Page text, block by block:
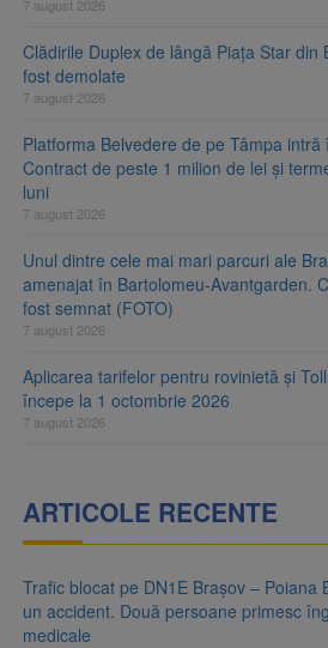
7 august 2026
Clădirile Duplex de lângă Piața Star din
fost demolate
7 august 2026
Platforma Belvedere de pe Tâmpa intră
Contract de peste 1 milion de lei și
luni
7 august 2026
Unul dintre cele mai mari parcuri ale
amenajat în Bartolomeu-Avantgarden.
fost semnat (FOTO)
7 august 2026
Aplicarea tarifelor pentru rovinietă și
începe la 1 octombrie 2026
7 august 2026
ARTICOLE RECENTE
Trafic blocat pe DN1E Brașov – Poiana
un accident. Două persoane primesc
medicale